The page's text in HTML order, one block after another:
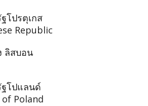
โปรตุเกส
Republic
ลิสบอน
โปแลนด์
Poland